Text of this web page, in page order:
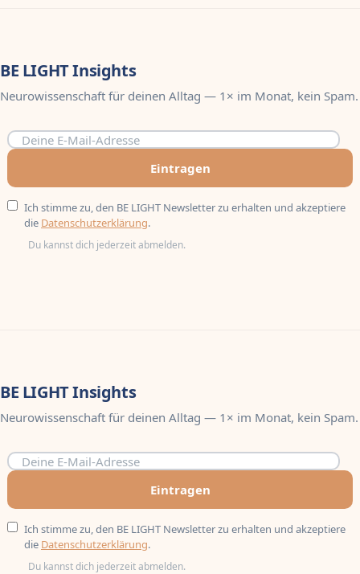
BE LIGHT Insights
Neurowissenschaft für deinen Alltag — 1× im Monat, kein Spam.
Eintragen
Ich stimme zu, den BE LIGHT Newsletter zu erhalten und akzeptiere
die Datenschutzerklärung.
Du kannst dich jederzeit abmelden.
BE LIGHT Insights
Neurowissenschaft für deinen Alltag — 1× im Monat, kein Spam.
Eintragen
Ich stimme zu, den BE LIGHT Newsletter zu erhalten und akzeptiere
die Datenschutzerklärung.
Du kannst dich jederzeit abmelden.